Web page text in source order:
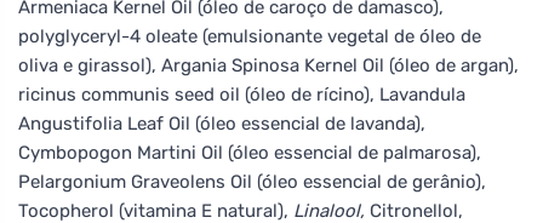
Armeniaca Kernel Oil (óleo de caroço de damasco),
polyglyceryl-4 oleate (emulsionante vegetal de óleo de
oliva e girassol), Argania Spinosa Kernel Oil (óleo de argan),
ricinus communis seed oil (óleo de rícino), Lavandula
Angustifolia Leaf Oil (óleo essencial de lavanda),
Cymbopogon Martini Oil (óleo essencial de palmarosa),
Pelargonium Graveolens Oil (óleo essencial de gerânio),
Tocopherol (vitamina E natural), Linalool, Citronellol,